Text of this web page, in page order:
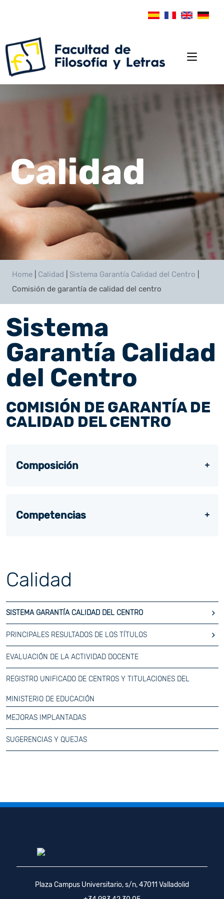
Calidad
Home Calidad Sistema Garantía Calidad del Centro
Comisión de garantía de calidad del centro
Sistema
Garantía Calidad
del Centro
COMISIÓN DE GARANTÍA DE
CALIDAD DEL CENTRO
Composición
Competencias
Calidad
SISTEMA GARANTÍA CALIDAD DEL CENTRO
PRINCIPALES RESULTADOS DE LOS TÍTULOS
EVALUACIÓN DE LA ACTIVIDAD DOCENTE
REGISTRO UNIFICADO DE CENTROS Y TITULACIONES DEL
MINISTERIO DE EDUCACIÓN
MEJORAS IMPLANTADAS
SUGERENCIAS Y QUEJAS
Plaza Campus Universitario, s/n, 47011 Valladolid